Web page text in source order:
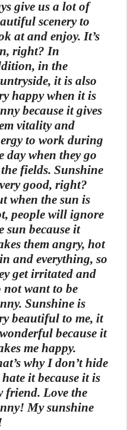
give us a lot of
scenery to
at and enjoy. It’s
right? In
in the
it is also
happy when it is
because it gives
vitality and
to work during
day when they go
fields. Sunshine
good, right?
when the sun is
people will ignore
sun because it
them angry, hot
and everything, so
get irritated and
not want to be
Sunshine is
beautiful to me, it
because it
me happy.
why I don’t hide
it because it is
friend. Love the
My sunshine